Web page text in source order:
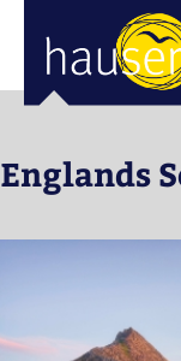
Englands